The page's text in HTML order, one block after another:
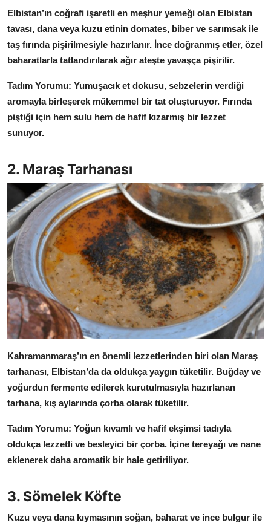
Anne & Bebek Beslenmesi
Mutfak Sırları & Teknikler
Gıda Sözlüğü & Nedir?
Yemek Tarifleri & Menüler
Elbistan’ın coğrafi işaretli en meşhur yemeği olan Elbistan
tavası, dana veya kuzu etinin domates, biber ve sarımsak ile
taş fırında pişirilmesiyle hazırlanır. İnce doğranmış etler, özel
baharatlarla tatlandırılarak ağır ateşte yavaşça pişirilir.
Tadım Yorumu: Yumuşacık et dokusu, sebzelerin verdiği
aromayla birleşerek mükemmel bir tat oluşturuyor. Fırında
piştiği için hem sulu hem de hafif kızarmış bir lezzet
sunuyor.
2. Maraş Tarhanası
Kahramanmaraş’ın en önemli lezzetlerinden biri olan Maraş
tarhanası, Elbistan’da da oldukça yaygın tüketilir. Buğday ve
yoğurdun fermente edilerek kurutulmasıyla hazırlanan
tarhana, kış aylarında çorba olarak tüketilir.
Tadım Yorumu: Yoğun kıvamlı ve hafif ekşimsi tadıyla
oldukça lezzetli ve besleyici bir çorba. İçine tereyağı ve nane
eklenerek daha aromatik bir hale getiriliyor.
3. Sömelek Köfte
Kuzu veya dana kıymasının soğan, baharat ve ince bulgur ile